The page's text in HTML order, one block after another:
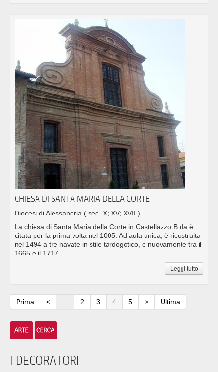
CHIESA DI SANTA MARIA DELLA CORTE
Diocesi di Alessandria ( sec. X; XV; XVII )
La chiesa di Santa Maria della Corte in Castellazzo B.da è
citata per la prima volta nel 1005. Ad aula unica, è ricostruita
nel 1494 a tre navate in stile tardogotico, e nuovamente tra il
1665 e il 1717.
Leggi tutto
Prima < ... 2 3 4 5 > Ultima
I DECORATORI